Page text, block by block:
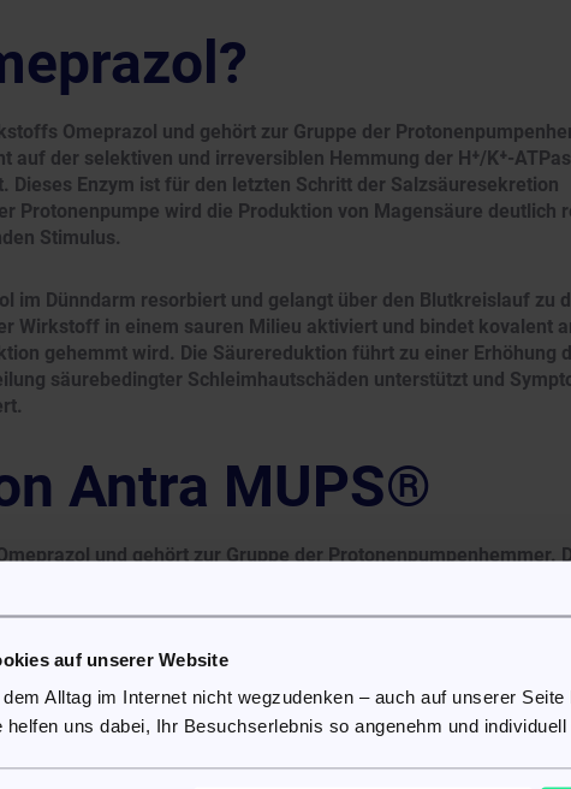
auf unserer Website
Alltag im Internet nicht wegzudenken – auch auf unserer
helfen uns dabei, Ihr Besuchserlebnis so angenehm und
Omeprazol und gehört zur Gruppe der
auf der selektiven und irreversiblen Hemmung der H⁺/K⁺-
Dieses Enzym ist für den letzten Schritt der Salzsäuresekretion
Protonenpumpe wird die Produktion von Magensäure deutlich
Stimulus.
im Dünndarm resorbiert und gelangt über den Blutkreislauf zu
Wirkstoff in einem sauren Milieu aktiviert und bindet kovalent
gehemmt wird. Die Säurereduktion führt zu einer Erhöhung
säurebedingter Schleimhautschäden unterstützt und
Antra MUPS®
und gehört zur Gruppe der Protonenpumpenhemmer.
Indikation, dem Schweregrad der Erkrankung sowie
und gleichzeitiger Medikation. Die Einnahme sollte
Angaben in der Fachinformation erfolgen.
Refluxkrankheit, einschließlich Sodbrennen
bei geringfügiger Schädigung der Speiseröhre 20 mg
Wochen. Falls keine vollständige Abheilung erreicht wird, kann
8 Wochen fortgesetzt werden. Nach erfolgreicher Abheilung